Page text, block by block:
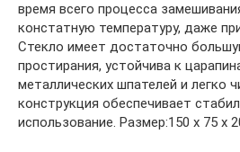
время всего процесса
констатную температуру, даже
Стекло имеет достаточно
простирания, устойчива к
металлических шпателей и легко
конструкция обеспечивает
использование. Размер:150 x 75 x